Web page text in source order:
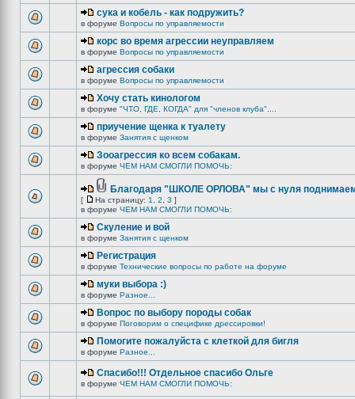
сука и кобель - как подружить?
в форуме Вопросы по управляемости
корс во время агрессии неуправляем
в форуме Вопросы по управляемости
агрессия собаки
в форуме Вопросы по управляемости
Хочу стать кинологом
в форуме "ЧТО, ГДЕ, КОГДА" для "членов клуба"....
приучение щенка к туалету
в форуме Занятия с щенком
Зооагрессия ко всем собакам.
в форуме ЧЕМ НАМ СМОГЛИ ПОМОЧЬ:
Благодаря "ШКОЛЕ ОРЛОВА" мы с нуля
[ На страницу: 1 2 3 ]
в форуме ЧЕМ НАМ СМОГЛИ ПОМОЧЬ:
Скуление и вой
в форуме Занятия с щенком
Регистрация
в форуме Технические вопросы по работе на форуме
муки выбора :)
в форуме Разное...
Вопрос по выбору породы собак
в форуме Поговорим о специфике дрессировки!
Помогите пожалуйста с клеткой для бигля
в форуме Разное...
Спасибо!!! Отдельное спасибо Ольге
в форуме ЧЕМ НАМ СМОГЛИ ПОМОЧЬ: